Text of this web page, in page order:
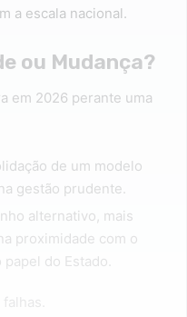
a escala nacional.
ou Mudança?
em 2026 perante uma
de um modelo
gestão prudente.
alternativo, mais
proximidade com o
do Estado.